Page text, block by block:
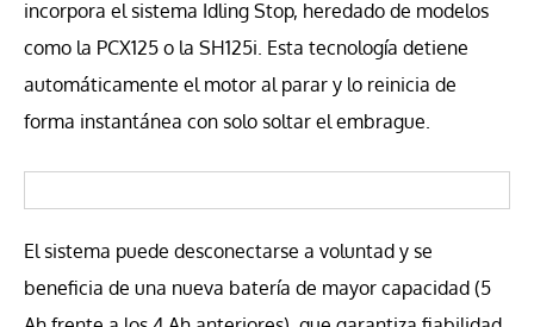
incorpora el sistema Idling Stop, heredado de modelos
como la PCX125 o la SH125i. Esta tecnología detiene
automáticamente el motor al parar y lo reinicia de
forma instantánea con solo soltar el embrague.
El sistema puede desconectarse a voluntad y se
beneficia de una nueva batería de mayor capacidad (5